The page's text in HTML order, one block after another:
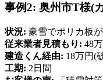
事例2: 奥州市T様(
状況: 豪雪でポリカ板
従来業者見積もり: 48
建造くん経由: 18万円(
工期: 2日間